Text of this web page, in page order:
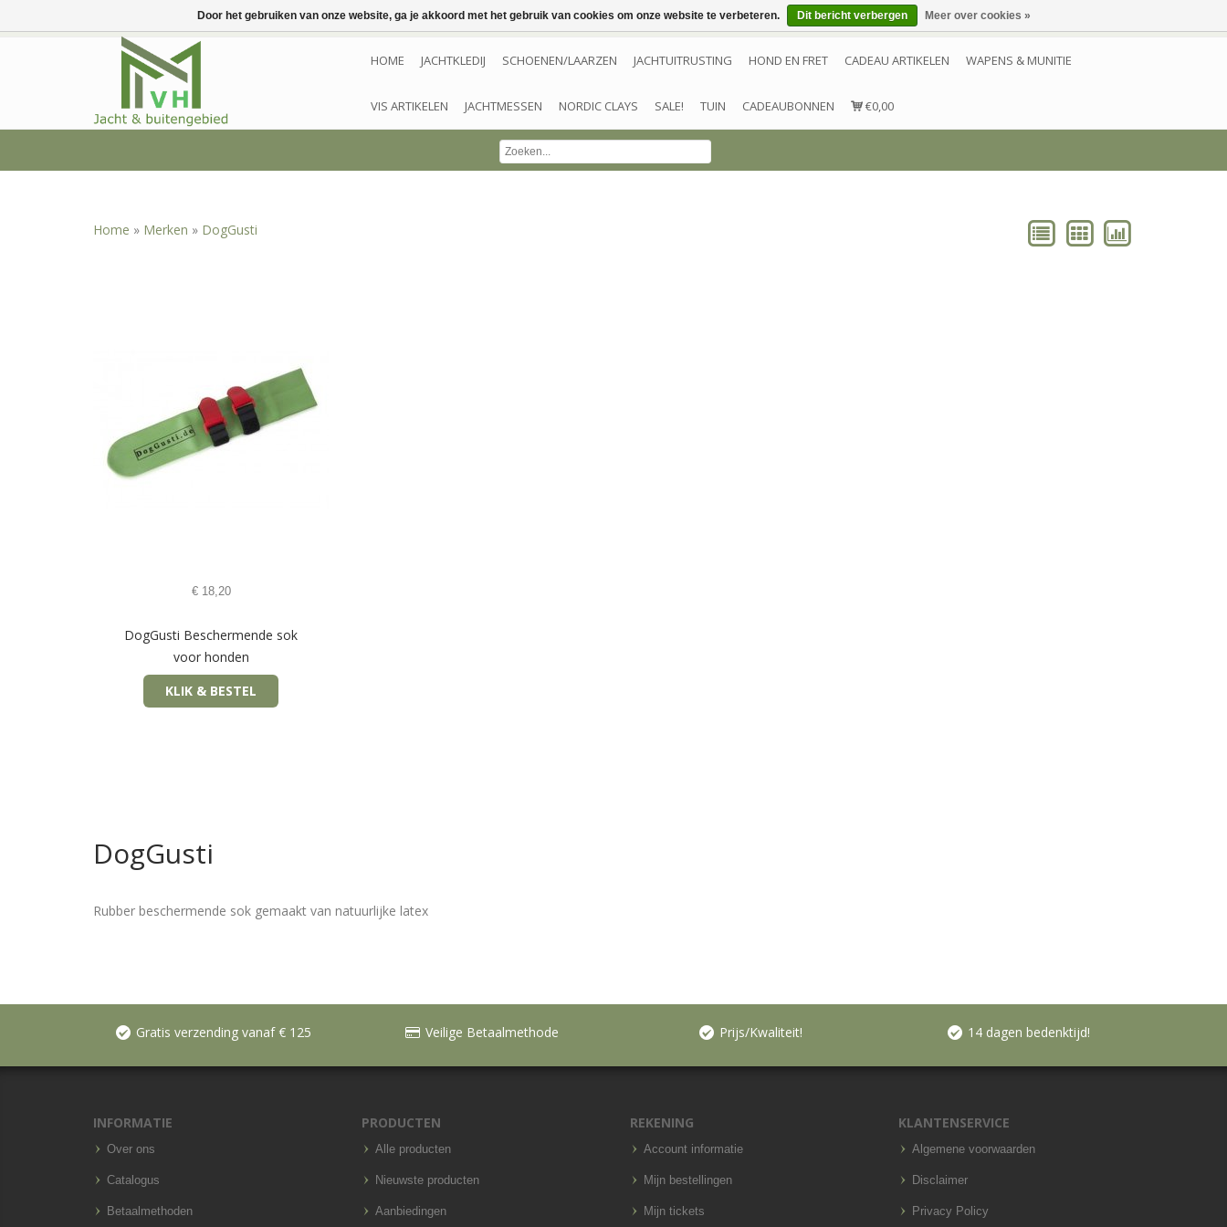
Inloggen Account aanmaken
HOME JACHTKLEDIJ SCHOENEN/LAARZEN JACHTUITRUSTING HOND EN FRET CADEAU ARTIKELEN WAPENS & MUNITIE
VIS ARTIKELEN JACHTMESSEN NORDIC CLAYS SALE! TUIN CADEAUBONNEN €0,00
Home » Merken » DogGusti
€18,20
DogGusti Beschermende sok
voor honden
KLIK & BESTEL
DogGusti
Rubber beschermende sok gemaakt van natuurlijke latex
Gratis verzending vanaf € 125 Veilige Betaalmethode Prijs/Kwaliteit! 14 dagen bedenktijd!
INFORMATIE
Over ons
Catalogus
Betaalmethoden
PRODUCTEN
Alle producten
Nieuwste producten
Aanbiedingen
REKENING
Account informatie
Mijn bestellingen
Mijn tickets
KLANTENSERVICE
Algemene voorwaarden
Disclaimer
Privacy Policy
Door het gebruiken van onze website, ga je akkoord met het gebruik van cookies om onze website te verbeteren. Dit bericht verbergen Meer over cookies »